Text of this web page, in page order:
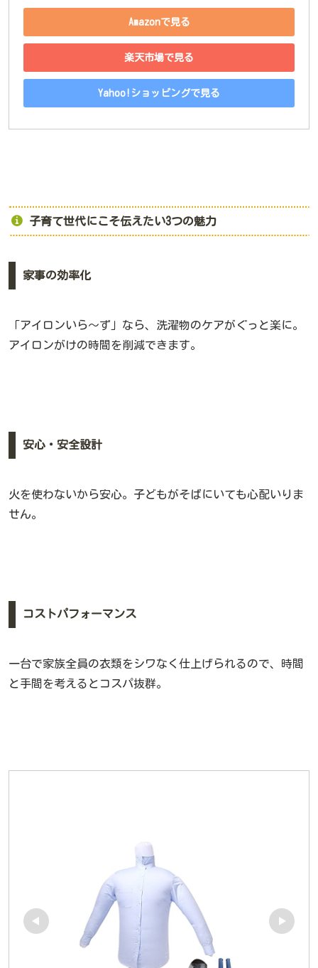
Amazonで見る
楽天市場で見る
Yahoo!ショッピングで見る
子育て世代にこそ伝えたい3つの魅力
家事の効率化
「アイロンいら〜ず」なら、洗濯物のケアがぐっと楽に。
アイロンがけの時間を削減できます。
安心・安全設計
火を使わないから安心。子どもがそばにいても心配いりま
せん。
コストパフォーマンス
一台で家族全員の衣類をシワなく仕上げられるので、時間
と手間を考えるとコスパ抜群。